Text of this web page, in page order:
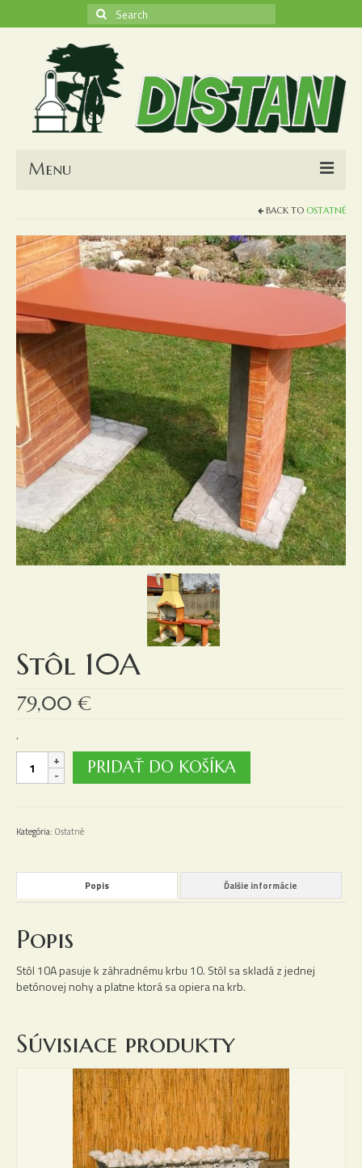
Search
for:
Menu
Kontakt
Obchodné podmienky
Nákupný košík
BACK TO OSTATNÉ
Stôl 10A
79,00 €
.
množstvo
Stôl
PRIDAŤ DO KOŠÍKA
Kategória: Ostatné
Popis Ďalšie informácie
Popis
Stôl 10A pasuje k záhradnému krbu 10. Stôl sa skladá z jednej
betónovej nohy a platne ktorá sa opiera na krb.
Súvisiace produkty